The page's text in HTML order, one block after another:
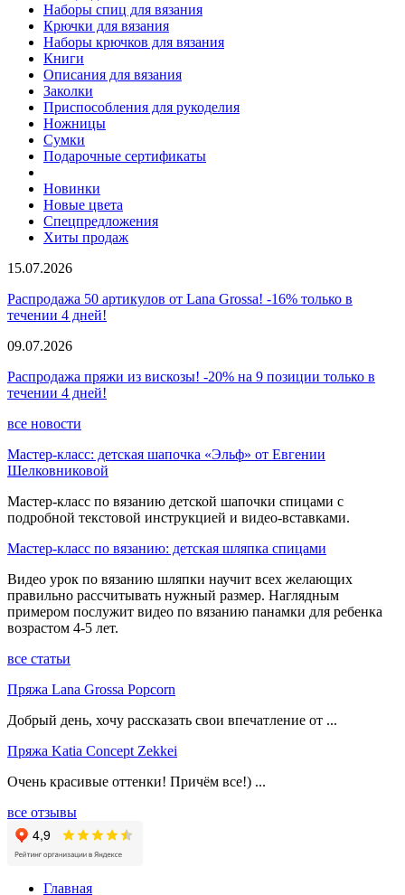
Наборы спиц для вязания
Крючки для вязания
Наборы крючков для вязания
Книги
Описания для вязания
Заколки
Приспособления для рукоделия
Ножницы
Сумки
Подарочные сертификаты
Новинки
Новые цвета
Спецпредложения
Хиты продаж
15.07.2026
Распродажа 50 артикулов от Lana Grossa! -16% только в
течении 4 дней!
09.07.2026
Распродажа пряжи из вискозы! -20% на 9 позиции только в
течении 4 дней!
все новости
Мастер-класс: детская шапочка «Эльф» от Евгении
Шелковниковой
Мастер-класс по вязанию детской шапочки спицами с
подробной текстовой инструкцией и видео-вставками.
Мастер-класс по вязанию: детская шляпка спицами
Видео урок по вязанию шляпки научит всех желающих
правильно рассчитывать нужный размер. Наглядным
примером послужит видео по вязанию панамки для ребенка
возрастом 4-5 лет.
все статьи
Пряжа Lana Grossa Popcorn
Добрый день, хочу рассказать свои впечатление от ...
Пряжа Katia Concept Zekkei
Очень красивые оттенки! Причём все!) ...
все отзывы
Главная